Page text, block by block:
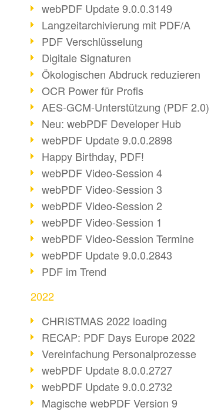
webPDF Update 9.0.0.3149
Langzeitarchivierung mit PDF/A
PDF Verschlüsselung
Digitale Signaturen
Ökologischen Abdruck reduzieren
OCR Power für Profis
AES-GCM-Unterstützung (PDF 2.0)
Neu: webPDF Developer Hub
webPDF Update 9.0.0.2898
Happy Birthday, PDF!
webPDF Video-Session 4
webPDF Video-Session 3
webPDF Video-Session 2
webPDF Video-Session 1
webPDF Video-Session Termine
webPDF Update 9.0.0.2843
PDF im Trend
2022
CHRISTMAS 2022 loading
RECAP: PDF Days Europe 2022
Vereinfachung Personalprozesse
webPDF Update 8.0.0.2727
webPDF Update 9.0.0.2732
Magische webPDF Version 9